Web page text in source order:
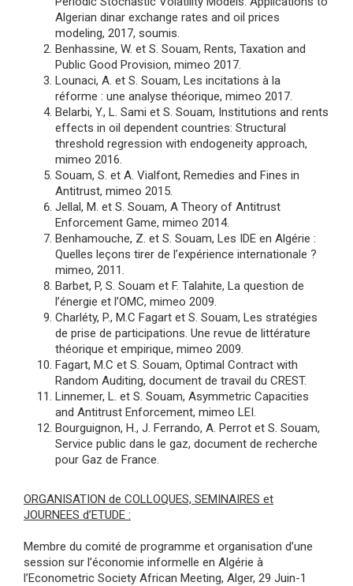
Algerian dinar exchange rates and oil prices
modeling, 2017, soumis.
Benhassine, W. et S. Souam, Rents, Taxation and
Public Good Provision, mimeo 2017.
Lounaci, A. et S. Souam, Les incitations à la
réforme : une analyse théorique, mimeo 2017.
Belarbi, Y., L. Sami et S. Souam, Institutions and rents
effects in oil dependent countries: Structural
threshold regression with endogeneity approach,
mimeo 2016.
Souam, S. et A. Vialfont, Remedies and Fines in
Antitrust, mimeo 2015.
Jellal, M. et S. Souam, A Theory of Antitrust
Enforcement Game, mimeo 2014.
Benhamouche, Z. et S. Souam, Les IDE en Algérie :
Quelles leçons tirer de l’expérience internationale ?
mimeo, 2011.
Barbet, P, S. Souam et F. Talahite, La question de
l’énergie et l’OMC, mimeo 2009.
Charléty, P., M.C Fagart et S. Souam, Les stratégies
de prise de participations. Une revue de littérature
théorique et empirique, mimeo 2009.
Fagart, M.C et S. Souam, Optimal Contract with
Random Auditing, document de travail du CREST.
Linnemer, L. et S. Souam, Asymmetric Capacities
and Antitrust Enforcement, mimeo LEI.
Bourguignon, H., J. Ferrando, A. Perrot et S. Souam,
Service public dans le gaz, document de recherche
pour Gaz de France.
ORGANISATION de COLLOQUES, SEMINAIRES et
JOURNEES d’ETUDE :
Membre du comité de programme et organisation d’une
session sur l’économie informelle en Algérie à
l’Econometric Society African Meeting, Alger, 29 Juin-1